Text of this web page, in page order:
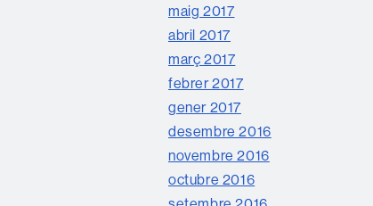
maig 2017
abril 2017
març 2017
febrer 2017
gener 2017
desembre 2016
novembre 2016
octubre 2016